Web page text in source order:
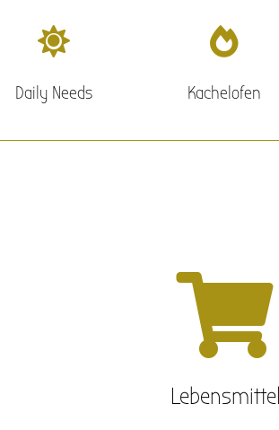

Daily Needs

Kachelofen
